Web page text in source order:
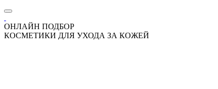
ОНЛАЙН ПОДБОР
КОСМЕТИКИ ДЛЯ УХОДА ЗА КОЖЕЙ